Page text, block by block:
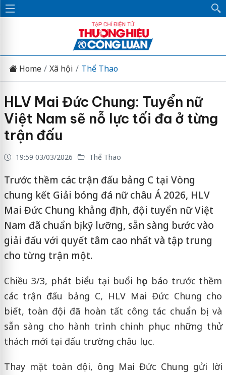
Home Xã hội Thể Thao
HLV Mai Đức Chung: Tuyển nữ
Việt Nam sẽ nỗ lực tối đa ở từng
trận đấu
19:59 03/03/2026 Thể Thao
Trước thềm các trận đấu bảng C tại Vòng
chung kết Giải bóng đá nữ châu Á 2026, HLV
Mai Đức Chung khẳng định, đội tuyển nữ Việt
Nam đã chuẩn bị kỹ lưỡng, sẵn sàng bước vào
giải đấu với quyết tâm cao nhất và tập trung
cho từng trận một.
Chiều 3/3, phát biểu tại buổi họp báo trước thềm
các trận đấu bảng C, HLV Mai Đức Chung cho
biết, toàn đội đã hoàn tất công tác chuẩn bị và
sẵn sàng cho hành trình chinh phục những thử
thách mới tại đấu trường châu lục.
Thay mặt toàn đội, ông Mai Đức Chung gửi lời